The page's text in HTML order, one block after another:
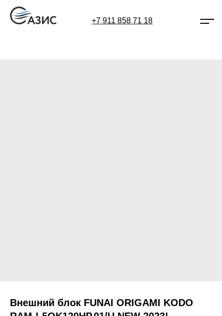
+7 911 858 71 18
Внешний блок FUNAI ORIGAMI KODO